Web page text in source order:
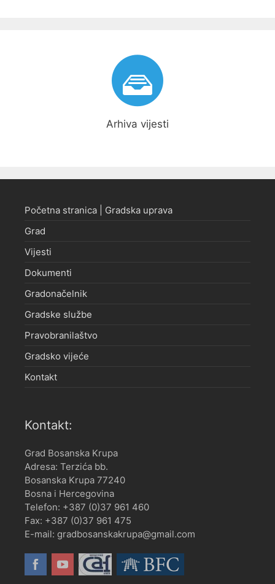
Arhiva vijesti
Početna stranica | Gradska uprava
Grad
Vijesti
Dokumenti
Gradonačelnik
Gradske službe
Pravobranilaštvo
Gradsko vijeće
Kontakt
Kontakt:
Grad Bosanska Krupa
Adresa: Terzića bb.
Bosanska Krupa 77240
Bosna i Hercegovina
Telefon: +387 (0)37 961 460
Fax: +387 (0)37 961 475
E-mail: gradbosanskakrupa@gmail.com